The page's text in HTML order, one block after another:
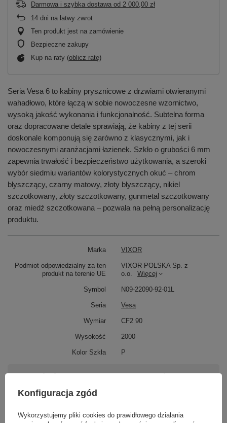
Darmowa i szybka dostawa od 2 000,00 zł
14 dni na łatwy zwrot
Ten produkt jest na zamówienie
Bezpieczne zakupy
Kup na raty (oblicz ratę)
Seria Vesa 6 to kabiny prysznicowe z drzwiami otwieranymi
wahadłowo, które łączą w sobie nowoczesne wzornictwo,
wysoką jakość wykonania i funkcjonalność. Subtelna forma
oraz dopracowane detale sprawiają, że kabiny z tej serii
doskonale komponują się zarówno z klasycznymi, jak i
nowoczesnymi aranżacjami łazienek. Szkło o grubości 6 mm
zapewnia trwałość i bezpieczeństwo użytkowania, a szeroki
wybór siedmiu wariantów kolorystycznych okuć – chrom
błyszczący, czarny matowy, złoty błyszczący, nikiel
szczotkowany, złoty szczotkowany, gunmetal szczotkowany
oraz miedź szczotkowana – pozwala na pełną personalizację
produktu.
Marka VIXOR
Podmiot odpowiedzialny za ten
produkt na terenie UE
VIXOR POLSKA Sp. z
o.o.
Więcej
Symbol N09-22090-92-01L
Seria Vesa
Wymiar CF2 90
Wysokość 2000
Kolor Szkła P
Potrzebujesz pomocy? Masz pytania?
Zadaj pytanie a my odpowiemy niezwłocznie,
najciekawsze pytania i odpowiedzi publikując
Konfiguracja zgód
Wykorzystujemy pliki cookies do prawidłowego działania